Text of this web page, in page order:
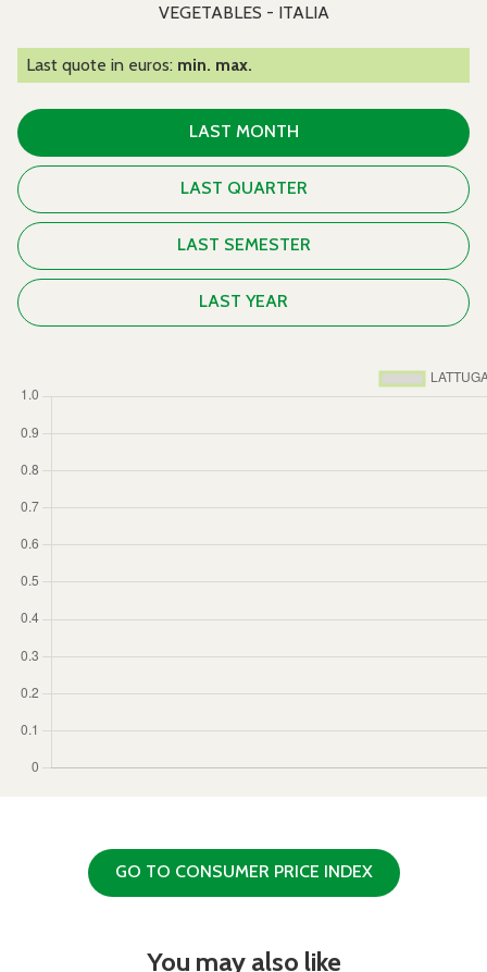
VEGETABLES - ITALIA
Last quote in euros: min. max.
LAST MONTH
LAST QUARTER
LAST SEMESTER
LAST YEAR
GO TO CONSUMER PRICE INDEX
You may also like